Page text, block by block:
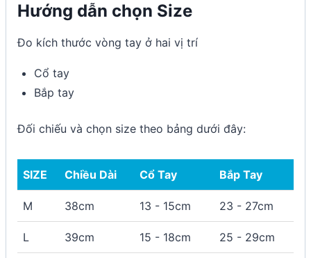
Hướng dẫn chọn Size
Đo kích thước vòng tay ở hai vị trí
Cổ tay
Bắp tay
Đối chiếu và chọn size theo bảng dưới đây:
SIZE Chiều Dài Cổ Tay Bắp Tay
M 38cm 13 - 15cm 23 - 27cm
L 39cm 15 - 18cm 25 - 29cm